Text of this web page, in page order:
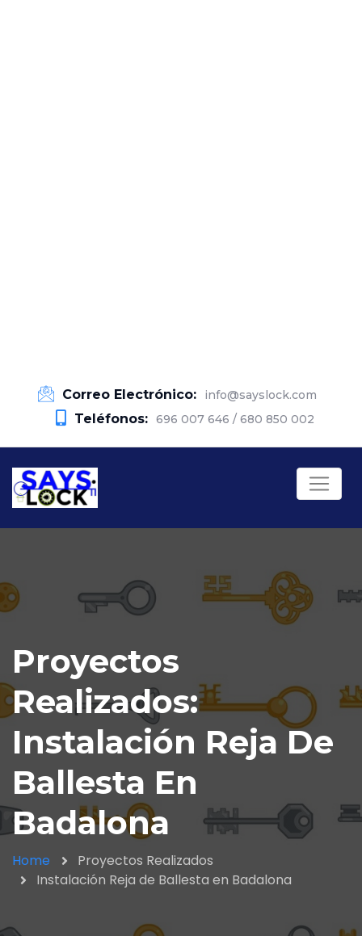
Correo Electrónico: info@sayslock.com
Teléfonos: 696 007 646 / 680 850 002
Proyectos
Realizados:
Instalación Reja De
Ballesta En
Badalona
Home
Proyectos Realizados
Instalación Reja de Ballesta en Badalona